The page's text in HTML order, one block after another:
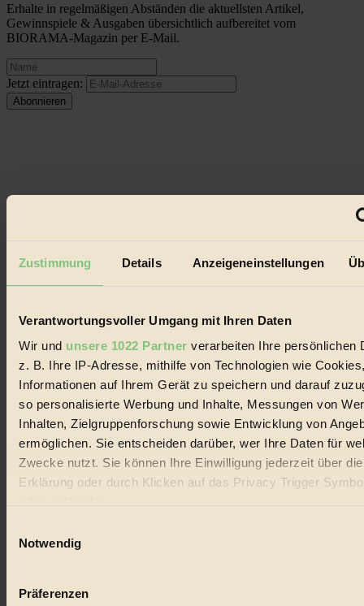
Zustimmung Details Anzeigeneinstellungen
Verantwortungsvoller Umgang mit Ihren Daten
Wir und unsere 1022 Partner verarbeiten Ihre persönlichen
z. B. Ihre IP-Adresse, mithilfe von Technologien wie
Informationen auf Ihrem Gerät zu speichern und darauf
so personalisierte Werbung und Inhalte, Messungen von
Inhalten, Zielgruppenforschung sowie Entwicklung von
ermöglichen. Sie entscheiden darüber, wer Ihre Daten für
Zwecke nutzt. Sie können Ihre Einwilligung jederzeit über
Erklärung oder durch Klicken auf das Privacy Trigger
Wenn Sie es erlauben, würden wir auch gerne:
Ihr Gerät durch aktives Scannen nach bestimmten
Notwendig
Präferenzen
Erhalte in regelmäßigen Abständen die aktuellsten Artikel,
Gewinnspiele & Ausgaben übersichtlich aufbereitet vom
BIORAMA-Magazin per E-Mail.
Jetzt eintragen:
© 2026 Biorama GmbH
Datenschutz
Mediadaten
Biorama steht für einen nachhaltigen Lebensstil und bewussten
und Produkte, ein Leitfaden im schnell wachsenden Markt des
Handels mit Bioprodukten, des Fair-Trade sowie der Branche
alternativer Energien.
Social Media
22.601 Fans auf Facebook
3.415 Follower auf Twitter
Folge uns auf Instagram
Themen
Bio
#
Nachhaltigkeit